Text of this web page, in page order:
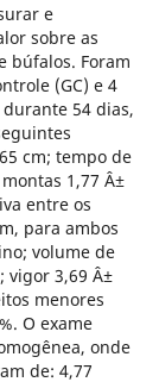
e
sobre as
búfalos. Foram
(GC) e 4
durante 54 dias,
cm; tempo de
1,77 Â±
entre os
para ambos
volume de
vigor 3,69 Â±
menores
O exame
onde
de: 4,77